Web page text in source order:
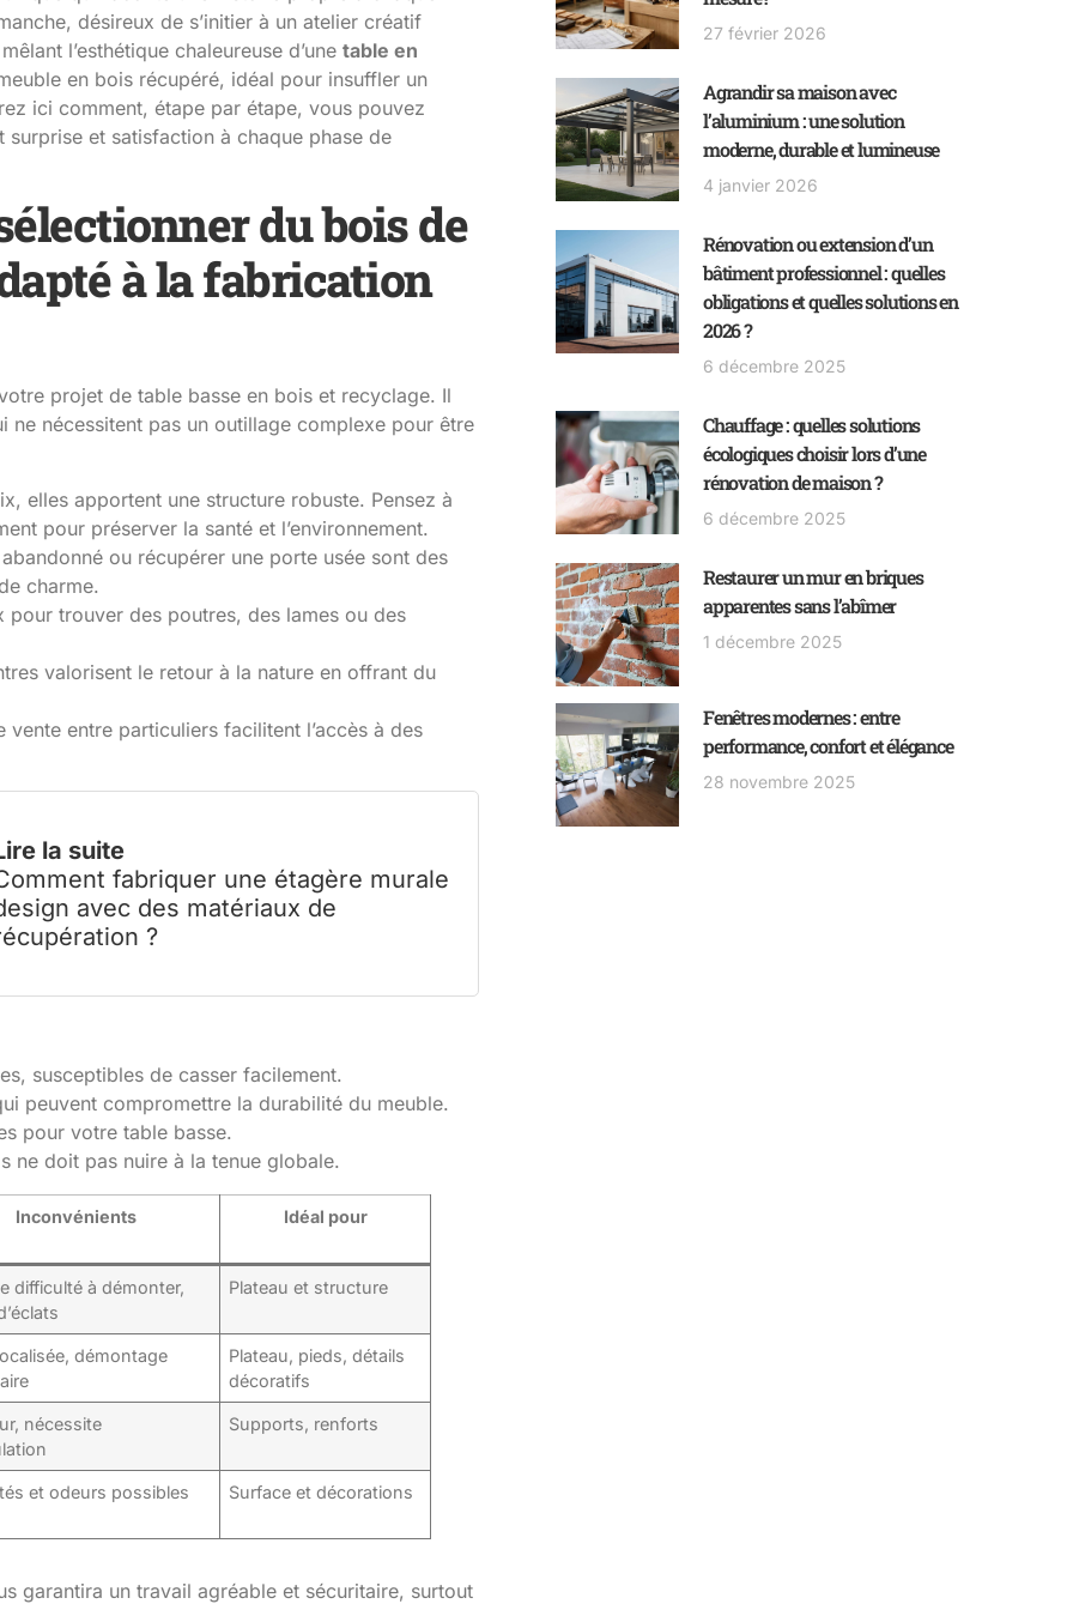
désireux de s’initier à un atelier créatif
l’esthétique chaleureuse d’une table en
en bois récupéré, idéal pour insuffler un
ici comment, étape par étape, vous pouvez
et satisfaction à chaque phase de
du bois de
à la fabrication
projet de table basse en bois et recyclage. Il
ne nécessitent pas un outillage complexe pour être
elles apportent une structure robuste. Pensez à
pour préserver la santé et l’environnement.
ou récupérer une porte usée sont des
charme.
trouver des poutres, des lames ou des
valorisent le retour à la nature en offrant du
entre particuliers facilitent l’accès à des
la suite
fabriquer une étagère murale
avec des matériaux de
?
susceptibles de casser facilement.
peuvent compromettre la durabilité du meuble.
pour votre table basse.
ne doit pas nuire à la tenue globale.
Inconvénients Idéal pour
difficulté à démonter,
Plateau et structure
démontage
Plateau, pieds, détails
décoratifs
nécessite
Supports, renforts
et odeurs possibles Surface et décorations
garantira un travail agréable et sécuritaire, surtout
27 février 2026
Agrandir sa maison avec
l’aluminium : une solution
moderne, durable et lumineuse
4 janvier 2026
Rénovation ou extension d’un
bâtiment professionnel : quelles
obligations et quelles solutions en
2026 ?
6 décembre 2025
Chauffage : quelles solutions
écologiques choisir lors d’une
rénovation de maison ?
6 décembre 2025
Restaurer un mur en briques
apparentes sans l’abîmer
1 décembre 2025
Fenêtres modernes : entre
performance, confort et élégance
28 novembre 2025